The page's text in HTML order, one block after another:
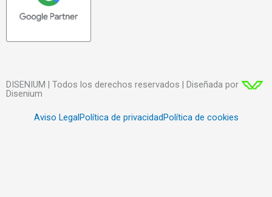
DISENIUM | Todos los derechos reservados | Diseñada por
Disenium
Aviso LegalPolítica de privacidadPolítica de cookies